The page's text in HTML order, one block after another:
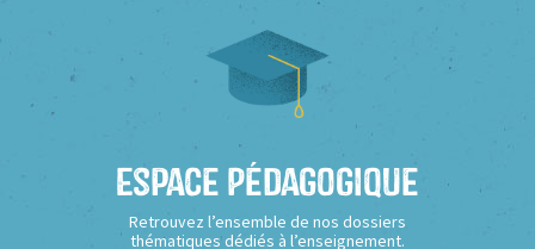
Espace Pédagogique
Retrouvez l’ensemble de nos dossiers
thématiques dédiés à l’enseignement.